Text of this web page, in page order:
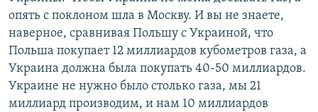
опять с поклоном шла в Москву. И вы не знаете,
наверное, сравнивая Польшу с Украиной, что
Польша покупает 12 миллиардов кубометров газа, а
Украина должна была покупать 40-50 миллиардов.
Украине не нужно было столько газа, мы 21
миллиард производим, и нам 10 миллиардов